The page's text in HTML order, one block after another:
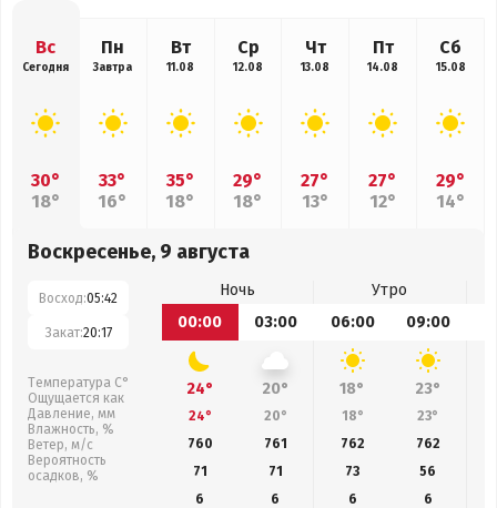
Вс
Сегодня
30°
18°
Пн
Завтра
33°
16°
Вт
11.08
35°
18°
Ср
12.08
29°
18°
Чт
13.08
27°
13°
Пт
14.08
27°
12°
Сб
15.08
29°
14°
Воскресенье, 9 августа
Восход:05:42
Закат:20:17
Температура С°
Ощущается как
Давление, мм
Влажность, %
Ветер, м/с
Вероятность
осадков, %
Ночь
Утро
00:00
03:00 06:00 09:00
24° 20° 18° 23°
24° 20° 18° 23°
760
761 762 762
71
71 73 56
6
6 6
6